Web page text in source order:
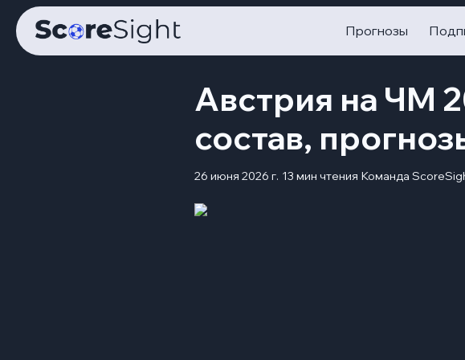
Прогнозы
Австрия на ЧМ
состав,
26 июня 2026 г. 13 мин чтения Команда